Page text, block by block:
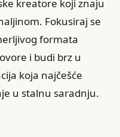
kreatore koji znaju
Fokusiraj se
formata
i budi brz u
koja najčešće
u stalnu saradnju.